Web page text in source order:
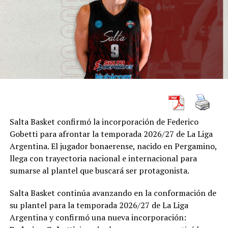
El partido: Gimnasia golpeó en
el segundo cuarto y nunca miró
El desarrollo comenzó parejo. Ferro llegaba con
confianza después de haber ganado los juegos 3 y 4,
Salta Basket confirmó la incorporación de Federico
Gobetti para afrontar la temporada 2026/27 de La Liga
Argentina. El jugador bonaerense, nacido en Pergamino,
llega con trayectoria nacional e internacional para
sumarse al plantel que buscará ser protagonista.
Salta Basket continúa avanzando en la conformación de
su plantel para la temporada 2026/27 de La Liga
Argentina y confirmó una nueva incorporación: